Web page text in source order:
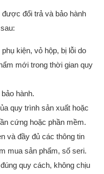
đổi trả và bảo hành
kiện, vỏ hộp, bị lỗi do
mới trong thời gian quy
hành.
quy trình sản xuất hoặc
cứng hoặc phần mềm.
và đầy đủ các thông tin
mua sản phẩm, số seri.
quy cách, không chịu